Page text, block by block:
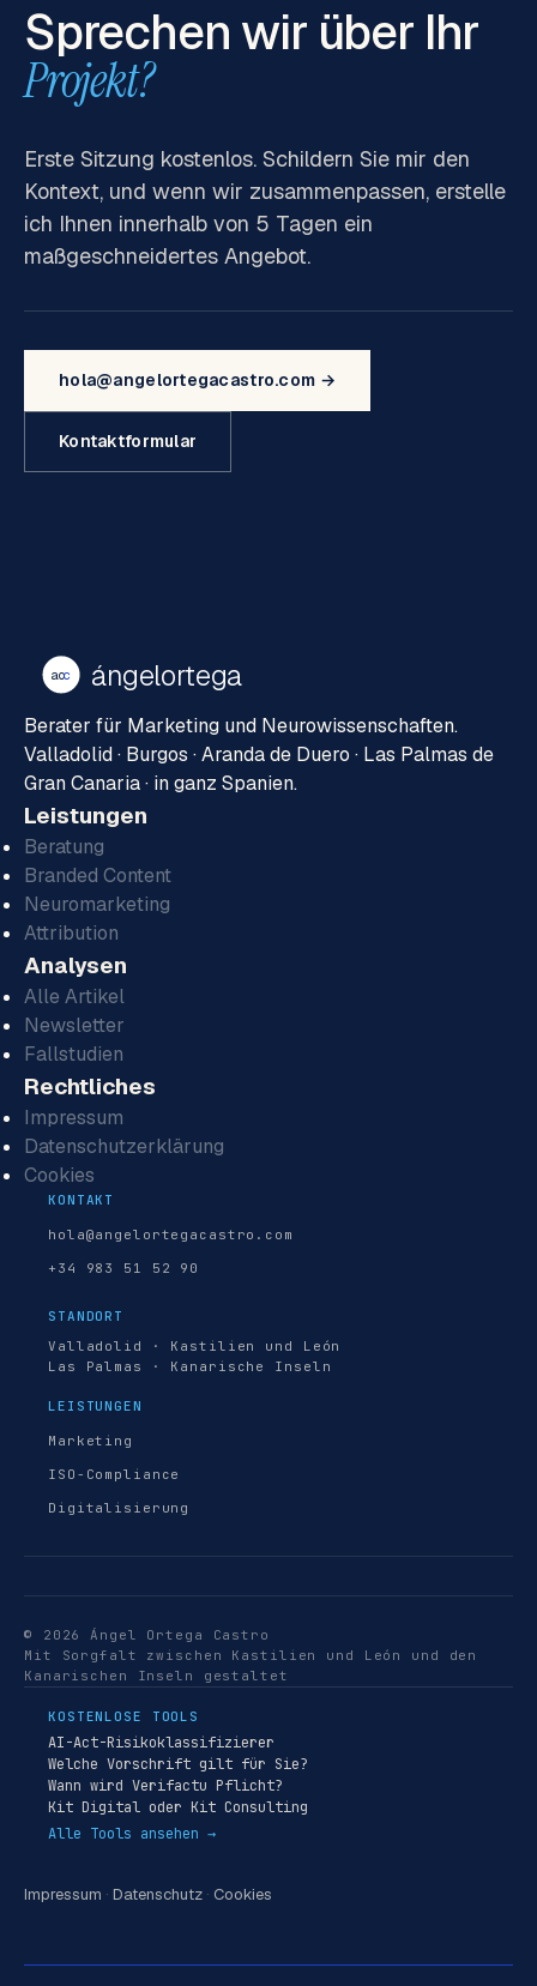
Sprechen wir über Ihr
Projekt?
Erste Sitzung kostenlos. Schildern Sie mir den
Kontext, und wenn wir zusammenpassen, erstelle
ich Ihnen innerhalb von 5 Tagen ein
maßgeschneidertes Angebot.
hola@angelortegacastro.com →
Kontaktformular
aoc ángelortega
Berater für Marketing und Neurowissenschaften.
Valladolid · Burgos · Aranda de Duero · Las Palmas de
Gran Canaria · in ganz Spanien.
Leistungen
Beratung
Branded Content
Neuromarketing
Attribution
Analysen
Alle Artikel
Newsletter
Fallstudien
Rechtliches
Impressum
Datenschutzerklärung
Cookies
KONTAKT
hola@angelortegacastro.com
+34 983 51 52 90
STANDORT
Valladolid · Kastilien und León
Las Palmas · Kanarische Inseln
LEISTUNGEN
Marketing
ISO-Compliance
Digitalisierung
© 2026 Ángel Ortega Castro
Mit Sorgfalt zwischen Kastilien und León und den
Kanarischen Inseln gestaltet
KOSTENLOSE TOOLS
AI-Act-Risikoklassifizierer
Welche Vorschrift gilt für Sie?
Wann wird Verifactu Pflicht?
Kit Digital oder Kit Consulting
Alle Tools ansehen →
Impressum · Datenschutz · Cookies